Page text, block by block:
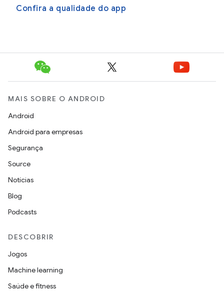
Confira a qualidade do app
MAIS SOBRE O ANDROID
Android
Android para empresas
Segurança
Source
Notícias
Blog
Podcasts
DESCOBRIR
Jogos
Machine learning
Saúde e fitness